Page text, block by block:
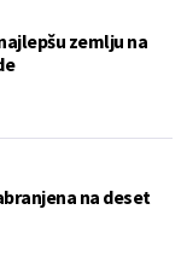
zemlju na
na deset